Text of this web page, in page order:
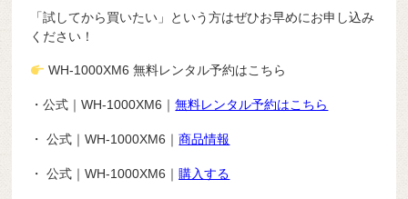
「試してから買いたい」という方はぜひお早めにお申し込み
ください！
WH-1000XM6 無料レンタル予約はこちら
・公式｜WH-1000XM6｜無料レンタル予約はこちら
・ 公式｜WH-1000XM6｜商品情報
・ 公式｜WH-1000XM6｜ 購入する